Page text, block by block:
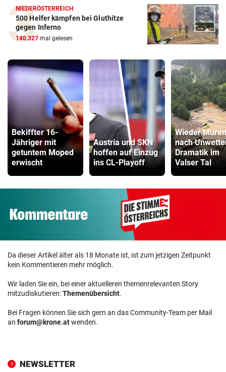
NIEDERÖSTERREICH
500 Helfer kämpfen bei Gluthitze
gegen Inferno
140.327 mal gelesen
Bekiffter 16-
Jähriger mit
getuntem Moped
erwischt
Austria und SKN
hoffen auf Einzug
ins CL-Playoff
Wieder Muren
nach
Dramatik im
Valser Tal
Da dieser Artikel älter als 18 Monate ist, ist zum jetzigen Zeitpunkt
kein Kommentieren mehr möglich.
Wir laden Sie ein, bei einer aktuelleren themenrelevanten Story
mitzudiskutieren:Themenübersicht.
Bei Fragen können Sie sich gern an das Community-Team per Mail
an forum@krone.atwenden.
NEWSLETTER